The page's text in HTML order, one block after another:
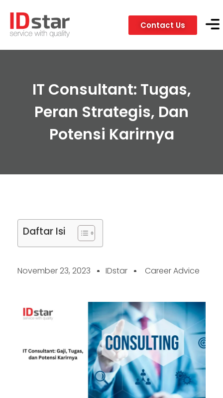
Contact Us
IT Consultant: Tugas,
Peran Strategis, Dan
Potensi Karirnya
Daftar Isi
November 23, 2023 IDstar Career Advice